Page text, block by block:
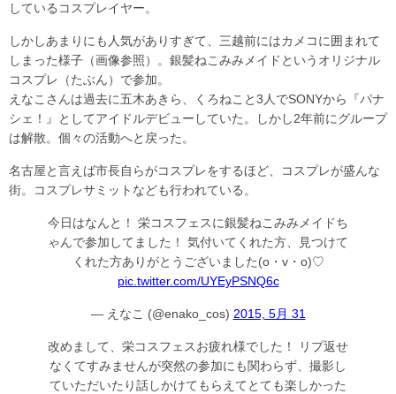
しているコスプレイヤー。
しかしあまりにも人気がありすぎて、三越前にはカメコに囲まれて
しまった様子（画像参照）。銀髪ねこみみメイドというオリジナル
コスプレ（たぶん）で参加。
えなこさんは過去に五木あきら、くろねこと3人でSONYから『パナ
シェ！』としてアイドルデビューしていた。しかし2年前にグループ
は解散。個々の活動へと戻った。
名古屋と言えば市長自らがコスプレをするほど、コスプレが盛んな
街。コスプレサミットなども行われている。
今日はなんと！ 栄コスフェスに銀髪ねこみみメイドち
ゃんで参加してました！ 気付いてくれた方、見つけて
くれた方ありがとうございました(o・v・o)♡
pic.twitter.com/UYEyPSNQ6c
— えなこ (@enako_cos) 2015, 5月 31
改めまして、栄コスフェスお疲れ様でした！ リプ返せ
なくてすみませんが突然の参加にも関わらず、撮影し
ていただいたり話しかけてもらえてとても楽しかった